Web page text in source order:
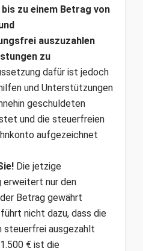
bis zu einem Betrag von
auszuzahlen
zu
dafür ist jedoch
und Unterstützungen
geschuldeten
und die steuerfreien
aufgezeichnet
Die jetzige
erweitert nur den
Betrag gewährt
nicht dazu, dass die
steuerfrei ausgezahlt
€ ist die